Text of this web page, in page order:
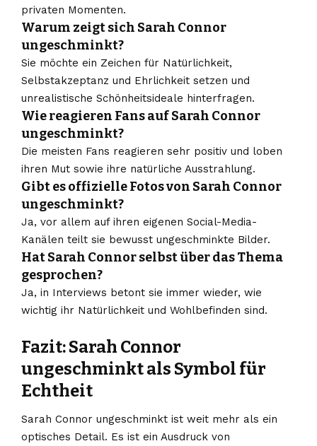
privaten Momenten.
Warum zeigt sich Sarah Connor
ungeschminkt?
Sie möchte ein Zeichen für Natürlichkeit,
Selbstakzeptanz und Ehrlichkeit setzen und
unrealistische Schönheitsideale hinterfragen.
Wie reagieren Fans auf Sarah Connor
ungeschminkt?
Die meisten Fans reagieren sehr positiv und loben
ihren Mut sowie ihre natürliche Ausstrahlung.
Gibt es offizielle Fotos von Sarah Connor
ungeschminkt?
Ja, vor allem auf ihren eigenen Social-Media-
Kanälen teilt sie bewusst ungeschminkte Bilder.
Hat Sarah Connor selbst über das Thema
gesprochen?
Ja, in Interviews betont sie immer wieder, wie
wichtig ihr Natürlichkeit und Wohlbefinden sind.
Fazit: Sarah Connor
ungeschminkt als Symbol für
Echtheit
Sarah Connor ungeschminkt ist weit mehr als ein
optisches Detail. Es ist ein Ausdruck von